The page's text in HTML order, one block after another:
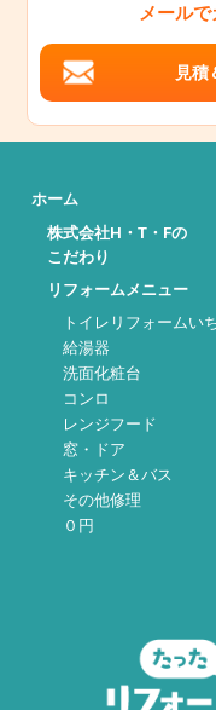
メール
見積
ホーム
株式会社H・T・Fの
こだわり
リフォームメニュー
トイレリフォームい
給湯器
洗面化粧台
コンロ
レンジフード
窓・ドア
キッチン＆バス
その他修理
０円